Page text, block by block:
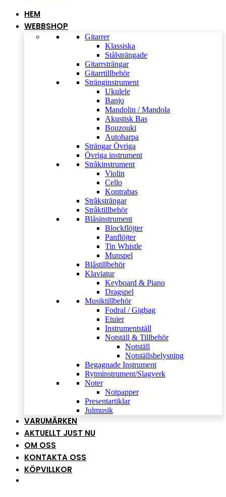
HEM
WEBBSHOP
Gitarrer
Klassiska
Stålsträngade
Gitarrsträngar
Gitarrtillbehör
Stränginstrument
Ukulele
Banjo
Mandolin / Mandola
Akustisk Bas
Bouzouki
Autoharpa
Strängar Övriga
Övriga instrument
Stråkinstrument
Violin
Cello
Kontrabas
Stråksträngar
Stråktillbehör
Blåsinstrument
Blockflöjter
Panflöjter
Tin Whistle
Munspel
Blåstillbehör
Klaviatur
Keyboard & Piano
Dragspel
Musiktillbehör
Fodral / Gigbag
Etuier
Instrumentställ
Notställ & Tillbehör
Notställ
Notställsbelysning
Begagnade Instrument
Rytminstrument/Slagverk
Noter
Notpapper
Presentartiklar
Julmusik
VARUMÄRKEN
AKTUELLT JUST NU
OM OSS
KONTAKTA OSS
KÖPVILLKOR